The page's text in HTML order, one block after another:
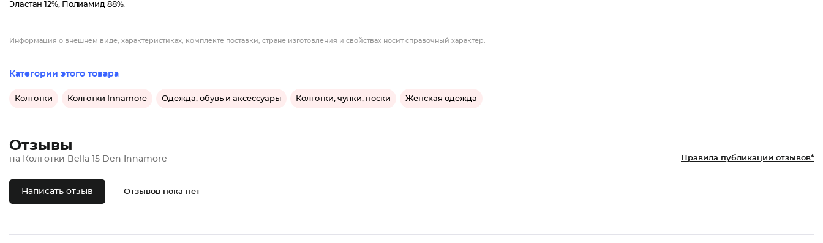
Эластан 12%, Полиамид 88%.
Информация о внешнем виде, характеристиках, комплекте поставки, стране изготовления и свойствах носит справочный характер.
Категории этого товара
Колготки Колготки Innamore Одежда, обувь и аксессуары Колготки, чулки, носки Женская одежда
Отзывы
на Колготки Bella 15 Den Innamore Правила публикации отзывов*
Написать отзыв Отзывов пока нет